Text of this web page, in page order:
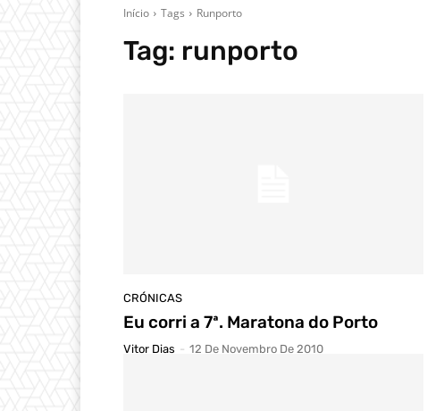
Início Tags Runporto
Tag: runporto
CRÓNICAS
Eu corri a 7ª. Maratona do Porto
Vitor Dias - 12 De Novembro De 2010